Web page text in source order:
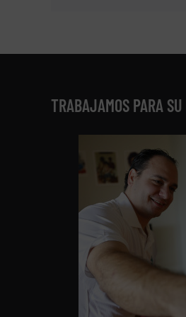
TRABAJAMOS PARA